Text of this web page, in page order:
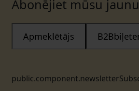
Abonējiet mūsu
Apmeklētājs